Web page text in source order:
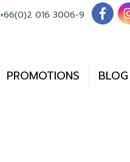
+66(0)2 016 3006-9
PROMOTIONS BLOG